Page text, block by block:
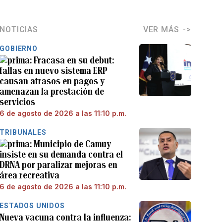
NOTICIAS VER MÁS
GOBIERNO
Fracasa en su debut:
fallas en nuevo sistema ERP
causan atrasos en pagos y
amenazan la prestación de
servicios
6 de agosto de 2026 a las 11:10 p.m.
TRIBUNALES
Municipio de Camuy
insiste en su demanda contra el
DRNA por paralizar mejoras en
área recreativa
6 de agosto de 2026 a las 11:10 p.m.
ESTADOS UNIDOS
Nueva vacuna contra la influenza: